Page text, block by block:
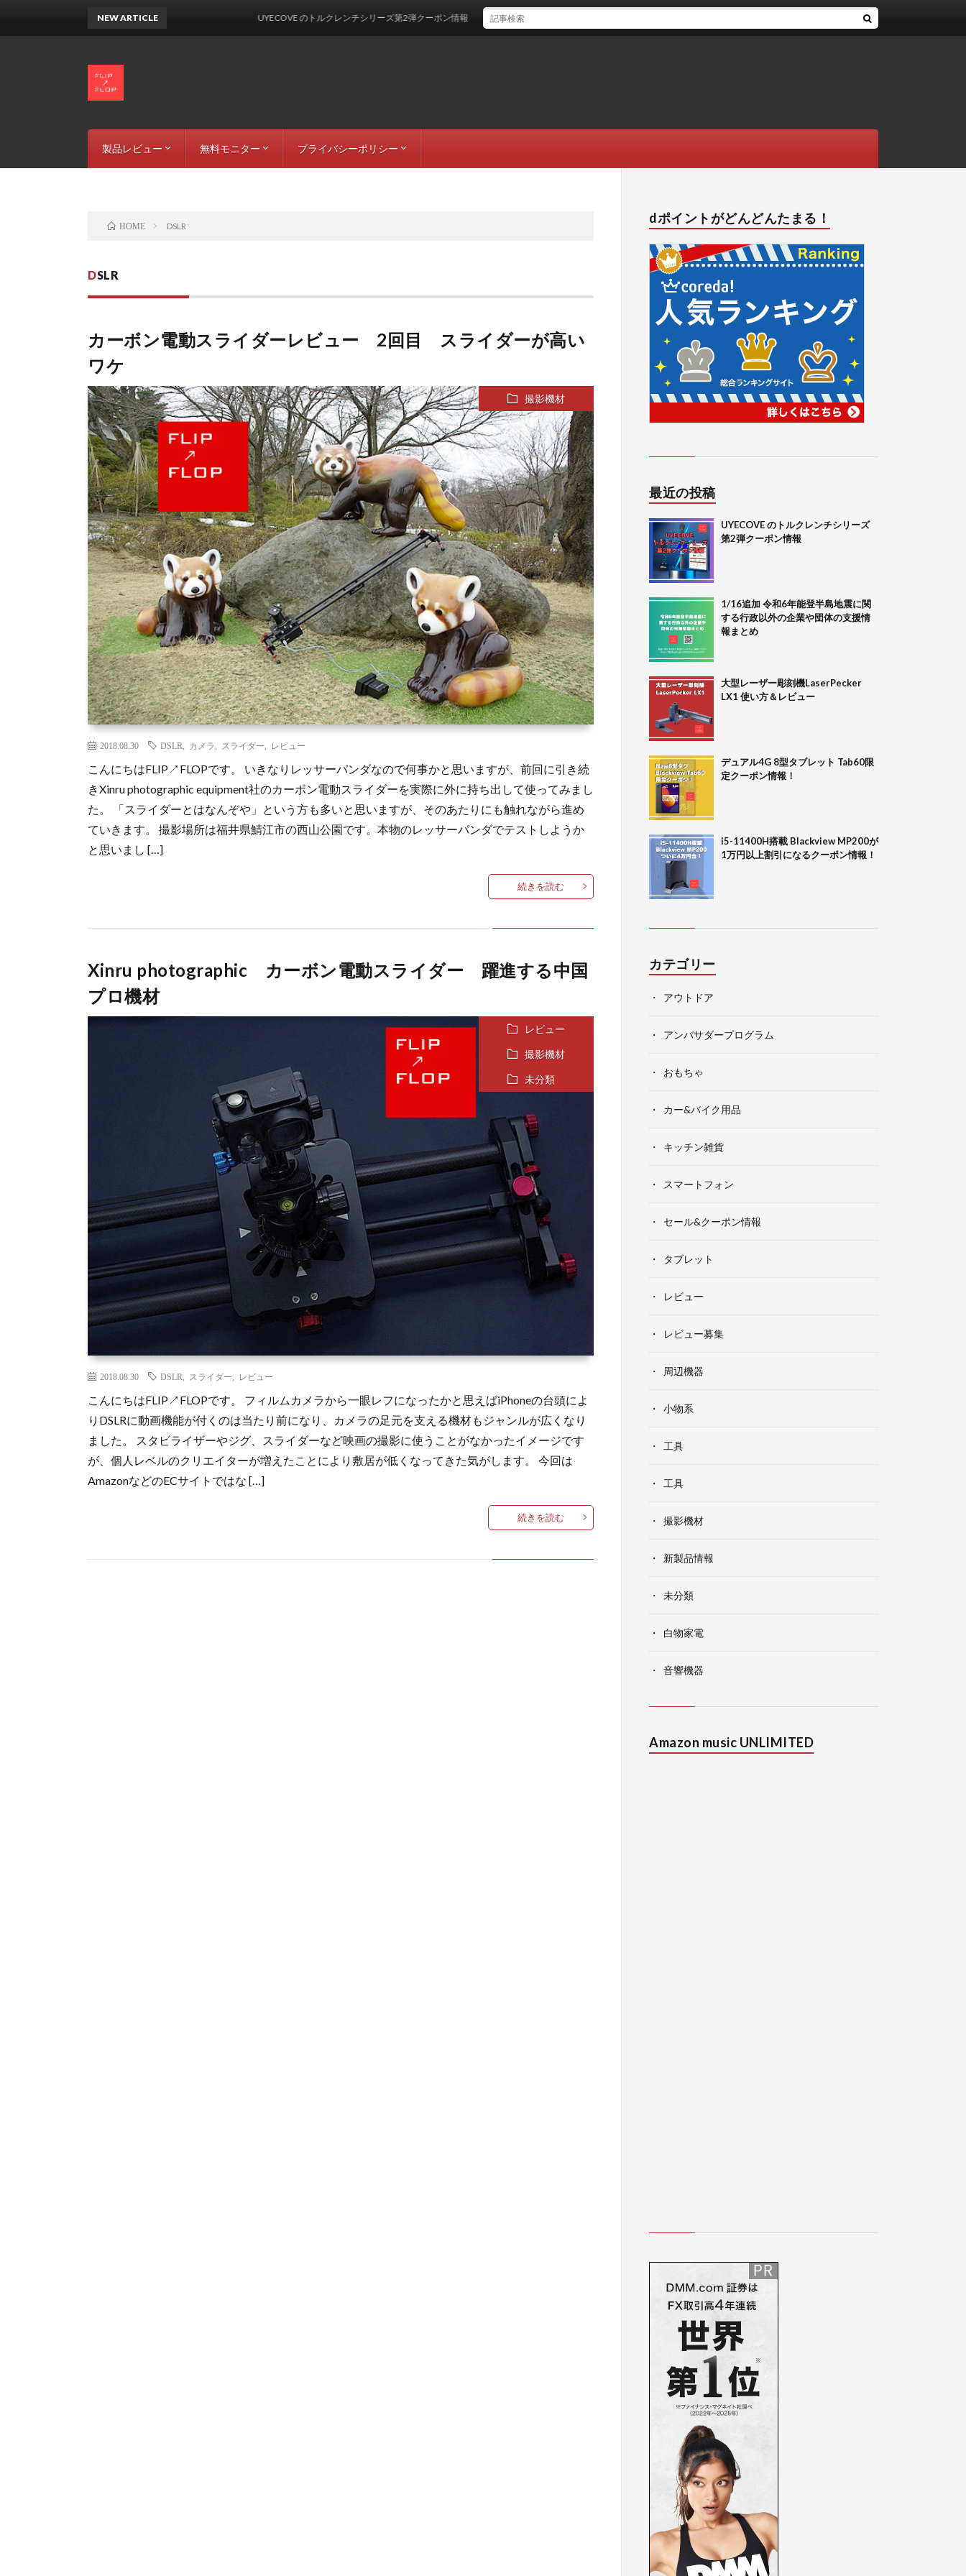
製品レビュー 無料モニター プライバシーポリシー
NEW ARTICLE UYECOVE のトルクレンチシリーズ第2弾クーポン情報
HOME DSLR
DSLR
カーボン電動スライダーレビュー 2回目 スライダーが高い
ワケ
撮影機材
2018.08.30 DSLR カメラ スライダー レビュー
こんにちはFLIP↗FLOPです。 いきなりレッサーパンダなので何事かと思いますが、前回に引き続
きXinru photographic equipment社のカーボン電動スライダーを実際に外に持ち出して使ってみまし
た。 「スライダーとはなんぞや」という方も多いと思いますが、そのあたりにも触れながら進め
ていきます。 撮影場所は福井県鯖江市の西山公園です。本物のレッサーパンダでテストしようか
と思いまし […]
続きを読む
Xinru photographic カーボン電動スライダー 躍進する中国
プロ機材
レビュー
撮影機材
未分類
2018.08.30 DSLR スライダー レビュー
こんにちはFLIP↗FLOPです。 フィルムカメラから一眼レフになったかと思えばiPhoneの台頭によ
りDSLRに動画機能が付くのは当たり前になり、カメラの足元を支える機材もジャンルが広くなり
ました。 スタビライザーやジグ、スライダーなど映画の撮影に使うことがなかったイメージです
が、個人レベルのクリエイターが増えたことにより敷居が低くなってきた気がします。 今回は
AmazonなどのECサイトではな […]
続きを読む
dポイントがどんどんたまる！
最近の投稿
UYECOVE のトルクレンチシリーズ
第2弾クーポン情報
1/16追加 令和6年能登半島地震に関
する行政以外の企業や団体の支援情
報まとめ
大型レーザー彫刻機LaserPecker
LX1 使い方＆レビュー
デュアル4G 8型タブレット Tab60限
定クーポン情報！
i5-11400H搭載 Blackview MP200が
1万円以上割引になるクーポン情報！
カテゴリー
アウトドア
アンバサダープログラム
おもちゃ
カー&バイク用品
キッチン雑貨
スマートフォン
セール&クーポン情報
タブレット
レビュー
レビュー募集
周辺機器
小物系
工具
工具
撮影機材
新製品情報
未分類
白物家電
音響機器
Amazon music UNLIMITED